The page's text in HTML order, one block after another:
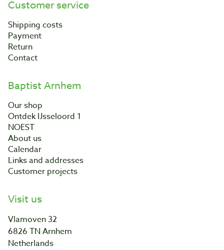
Customer service
Shipping costs
Payment
Return
Contact
Baptist Arnhem
Our shop
Ontdek IJsseloord 1
NOEST
About us
Calendar
Links and addresses
Customer projects
Visit us
Vlamoven 32
6826 TN Arnhem
Netherlands